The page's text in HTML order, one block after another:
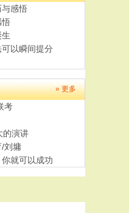
感悟
悟
以瞬间提分
养计划
» 更多
考
的演讲
/刘墉
就可以成功
解------特..